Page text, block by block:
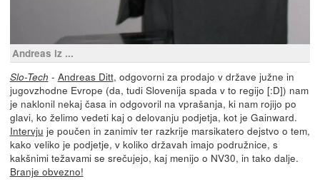
Andreas iz ...
Slo-Tech - Andreas Ditt, odgovorni za prodajo v države južne in
jugovzhodne Evrope (da, tudi Slovenija spada v to regijo [:D]) nam
je naklonil nekaj časa in odgovoril na vprašanja, ki nam rojijo po
glavi, ko želimo vedeti kaj o delovanju podjetja, kot je Gainward.
Intervju je poučen in zanimiv ter razkrije marsikatero dejstvo o tem,
kako veliko je podjetje, v koliko državah imajo podružnice, s
kakšnimi težavami se srečujejo, kaj menijo o NV30, in tako dalje.
Branje obvezno!